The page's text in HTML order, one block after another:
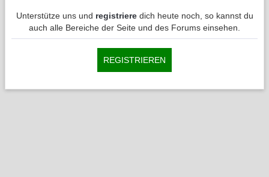
Unterstütze uns und registrieredich heute noch, so kannst du
auch alle Bereiche der Seite und des Forums einsehen.
REGISTRIEREN